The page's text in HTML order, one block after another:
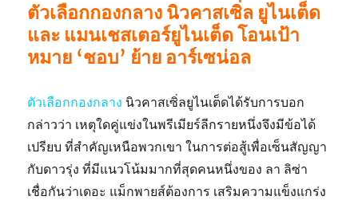
ตัวเลือกกองกลาง นิวคาสเซิ่ล ยูไนเต็ด
และ แมนเชสเตอร์ยูไนเต็ด โอนเป้า
หมาย ‘ชอบ’ ย้าย อาร์เซน่อล
ตัวเลือกกองกลาง นิวคาสเซิ่ลยูไนเต็ดได้รับการบอก
กล่าวว่า เหตุใดคู่แข่งในพรีเมียร์ลีกรายหนึ่งจึงมีข้อได้
เปรียบ ที่สำคัญเหนือพวกเขา ในการต่อสู้เพื่อเซ็นสัญญา
กับดาวรุ่ง ที่มีแนวโน้มมากที่สุดคนหนึ่งของ ลา ลิซ่า
เชื่อกันว่าเดอะ แม็กพายส์ต้องการ เสริมความแข็งแกร่ง